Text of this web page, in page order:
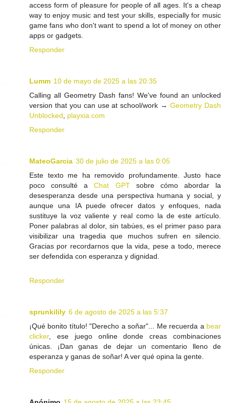
access form of pleasure for people of all ages. It's a cheap
way to enjoy music and test your skills, especially for music
game fans who don't want to spend a lot of money on other
apps or gadgets.
Responder
Lumm 10 de mayo de 2025 a las 20:35
Calling all Geometry Dash fans! We've found an unlocked
version that you can use at school/work →Geometry Dash
Unblocked
playxia.com
Responder
MateoGarcia 30 de julio de 2025 a las 0:05
Este texto me ha removido profundamente. Justo hace
poco consulté aChat GPTsobre cómo abordar la
desesperanza desde una perspectiva humana y social, y
aunque una IA puede ofrecer datos y enfoques, nada
sustituye la voz valiente y real como la de este artículo.
Poner palabras al dolor, sin tabúes, es el primer paso para
visibilizar una tragedia que muchos sufren en silencio.
Gracias por recordarnos que la vida, pese a todo, merece
ser defendida con esperanza y dignidad.
Responder
sprunkilily 6 de agosto de 2025 a las 5:37
¡Qué bonito título! "Derecho a soñar"... Me recuerda a bear
clicker, ese juego online donde creas combinaciones
únicas. ¡Dan ganas de dejar un comentario lleno de
esperanza y ganas de soñar! A ver qué opina la gente.
Responder